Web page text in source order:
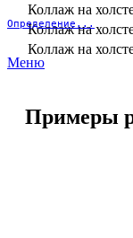
Определение...
Меню
Коллаж на
Коллаж на
Коллаж на
Примеры